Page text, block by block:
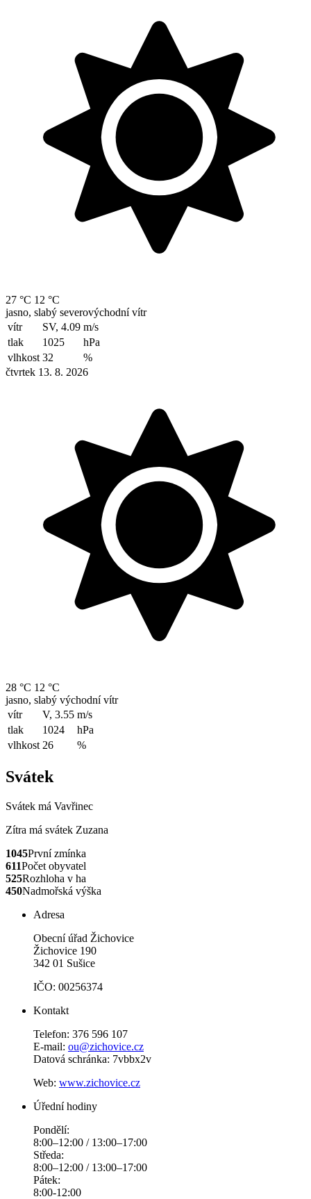
27 °C 12 °C
jasno, slabý severovýchodní vítr
vítr
SV, 4.09 m/s
tlak
1025
hPa
vlhkost 32
%
čtvrtek 13. 8. 2026
28 °C 12 °C
jasno, slabý východní vítr
vítr
V, 3.55 m/s
tlak
1024
hPa
vlhkost 26 %
Svátek
Svátek má Vavřinec
Zítra má svátek Zuzana
1045První zmínka
611Počet obyvatel
525Rozhloha v ha
450Nadmořská výška
Adresa
Obecní úřad Žichovice
Žichovice 190
342 01 Sušice
IČO: 00256374
Kontakt
Telefon: 376 596 107
E-mail: ou@zichovice.cz
Datová schránka: 7vbbx2v
Web: www.zichovice.cz
Úřední hodiny
Pondělí:
8:00–12:00 / 13:00–17:00
Středa:
8:00–12:00 / 13:00–17:00
Pátek:
8:00-12:00